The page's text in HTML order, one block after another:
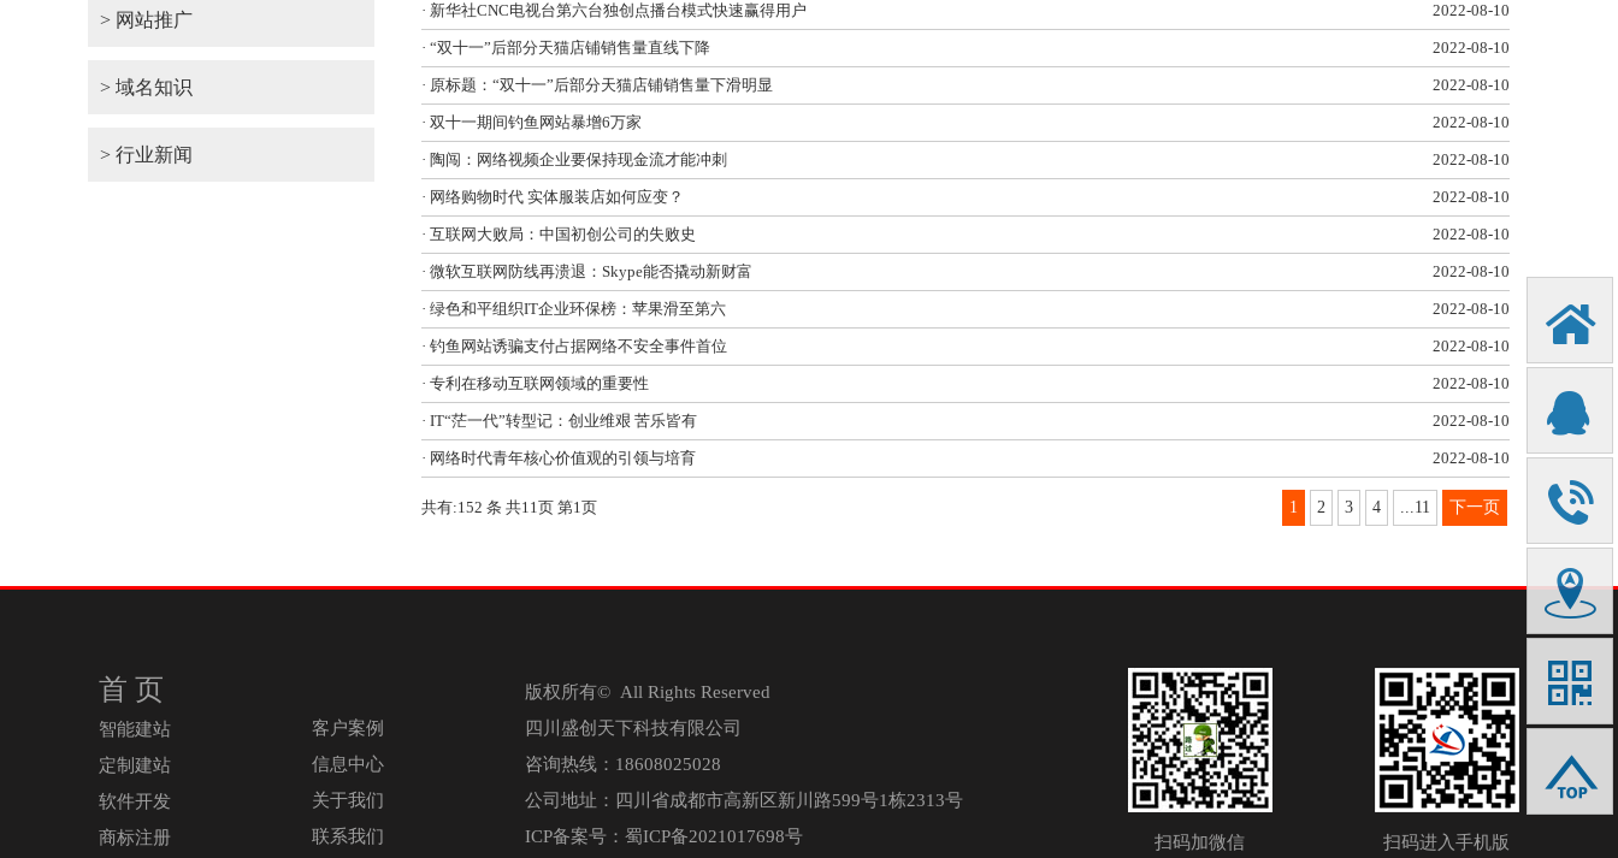
> 网站推广
> 域名知识
> 行业新闻
· 新华社CNC电视台第六台独创点播台模式快速赢得用户 2022-08-10
· “双十一”后部分天猫店铺销售量直线下降 2022-08-10
· 原标题：“双十一”后部分天猫店铺销售量下滑明显 2022-08-10
· 双十一期间钓鱼网站暴增6万家 2022-08-10
· 陶闯：网络视频企业要保持现金流才能冲刺 2022-08-10
· 网络购物时代 实体服装店如何应变？ 2022-08-10
· 互联网大败局：中国初创公司的失败史 2022-08-10
· 微软互联网防线再溃退：Skype能否撬动新财富 2022-08-10
· 绿色和平组织IT企业环保榜：苹果滑至第六 2022-08-10
· 钓鱼网站诱骗支付占据网络不安全事件首位 2022-08-10
· 专利在移动互联网领域的重要性 2022-08-10
· IT“茫一代”转型记：创业维艰 苦乐皆有 2022-08-10
· 网络时代青年核心价值观的引领与培育 2022-08-10
共有:152 条 共11页 第1页 1 2 3 4 ...11 下一页
首 页
智能建站
定制建站
软件开发
商标注册
客户案例
信息中心
关于我们
联系我们
版权所有© All Rights Reserved
四川盛创天下科技有限公司
咨询热线：18608025028
公司地址：四川省成都市高新区新川路599号1栋2313号
ICP备案号： 蜀ICP备2021017698号 扫码加微信 扫码进入手机版
X
Q
y
9
b
u